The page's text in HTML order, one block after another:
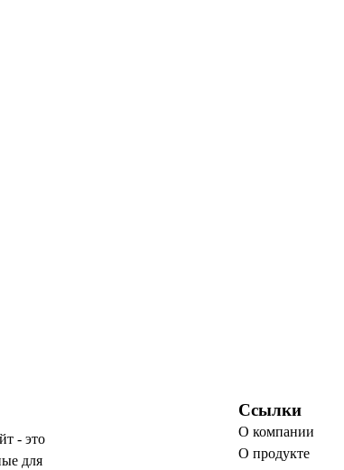
- это
для
Ссылки
О компании
О продукте